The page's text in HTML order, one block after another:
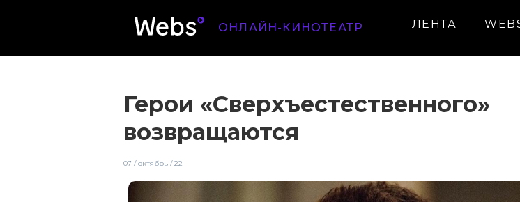
ОНЛАЙН-КИНОТЕАТР ЛЕНТА
Герои «Сверхъестественного»
возвращаются
07 / октябрь / 22